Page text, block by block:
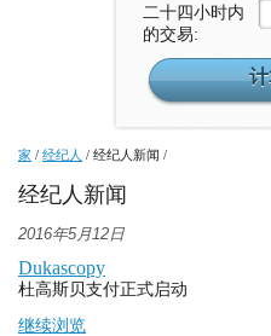
二十四小时内
的交易:
家 / 经纪人 / 经纪人新闻 /
经纪人新闻
2016年5月12日
Dukascopy
杜高斯贝支付正式启动
继续浏览